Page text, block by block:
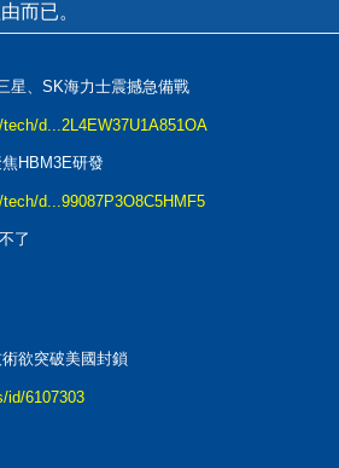
而已。
、SK海力士震撼急備戰
d...2L4EW37U1A851OA
HBM3E研發
d...99087P3O8C5HMF5
了
欲突破美國封鎖
id/6107303